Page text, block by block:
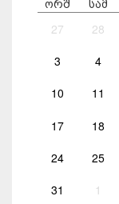
ორშ სამ
27 28
3 4
10 11
17 18
24 25
31 1